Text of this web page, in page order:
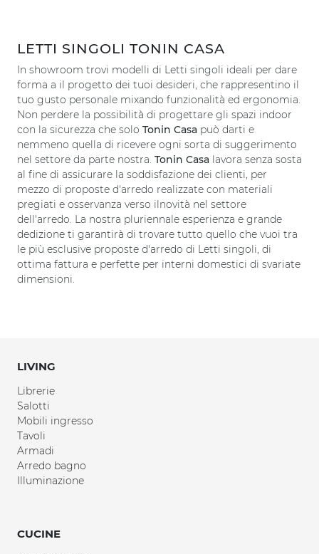
LETTI SINGOLI TONIN CASA
In showroom trovi modelli di Letti singoli ideali per dare
forma a il progetto dei tuoi desideri, che rappresentino il
tuo gusto personale mixando funzionalità ed ergonomia.
Non perdere la possibilità di progettare gli spazi indoor
con la sicurezza che solo Tonin Casa può darti e
nemmeno quella di ricevere ogni sorta di suggerimento
nel settore da parte nostra. Tonin Casa lavora senza sosta
al fine di assicurare la soddisfazione dei clienti, per
mezzo di proposte d'arredo realizzate con materiali
pregiati e osservanza verso ilnovità nel settore
dell'arredo. La nostra pluriennale esperienza e grande
dedizione ti garantirà di trovare tutto quello che vuoi tra
le più esclusive proposte d'arredo di Letti singoli, di
ottima fattura e perfette per interni domestici di svariate
dimensioni.
LIVING
Librerie
Salotti
Mobili ingresso
Tavoli
Armadi
Arredo bagno
Illuminazione
CUCINE